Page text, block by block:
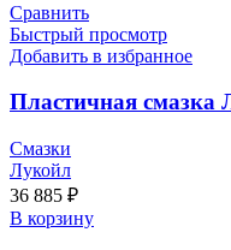
Сравнить
Быстрый просмотр
Добавить в избранное
Пластичная смазка
Смазки
Лукойл
36 885 ₽
В корзину